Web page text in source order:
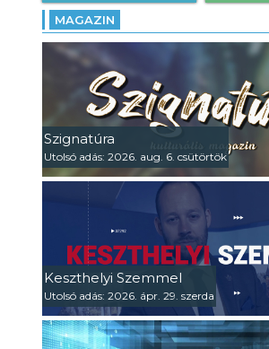
MAGAZIN
Szignatúra
Utolsó adás: 2026. aug. 6. csütörtök
Keszthelyi Szemmel
Utolsó adás: 2026. ápr. 29. szerda